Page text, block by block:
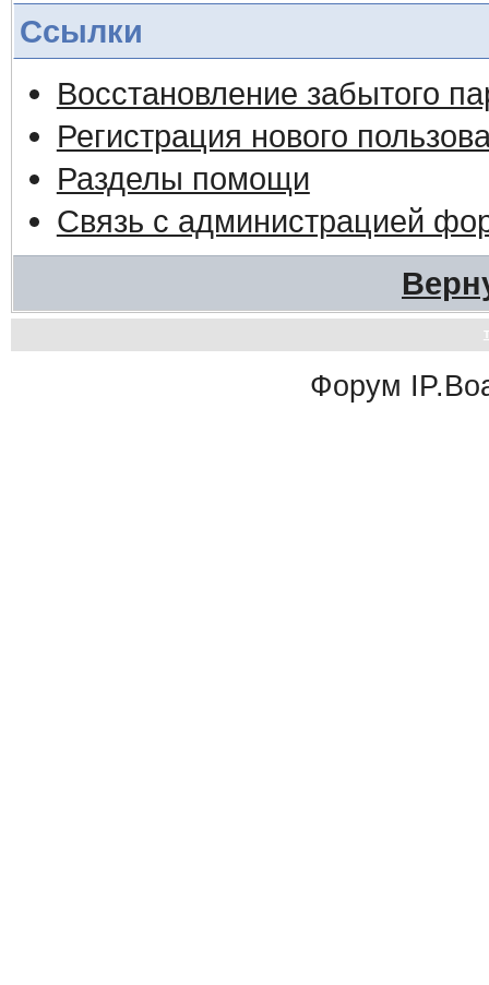
Ссылки
Восстановление забытого
Регистрация нового
Разделы помощи
Связь с администрацией
Форум